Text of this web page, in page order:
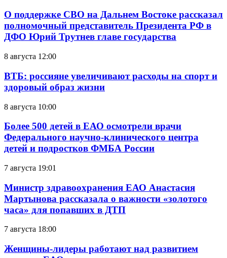
О поддержке СВО на Дальнем Востоке рассказал
полномочный представитель Президента РФ в
ДФО Юрий Трутнев главе государства
8 августа 12:00
ВТБ: россияне увеличивают расходы на спорт и
здоровый образ жизни
8 августа 10:00
Более 500 детей в ЕАО осмотрели врачи
Федерального научно-клинического центра
детей и подростков ФМБА России
7 августа 19:01
Министр здравоохранения ЕАО Анастасия
Мартынова рассказала о важности «золотого
часа» для попавших в ДТП
7 августа 18:00
Женщины-лидеры работают над развитием